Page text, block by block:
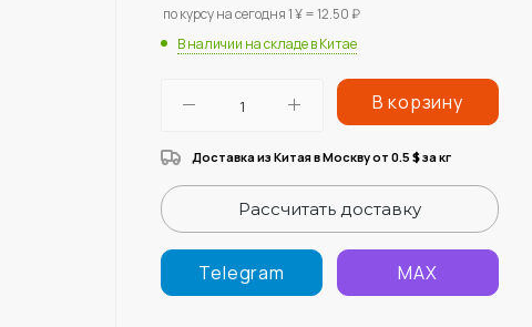
по курсу на сегодня 1 ¥ = 12.50 ₽
В наличии на складе в Китае
В корзину
Доставка из Китая в Москву от 0.5 $за кг
Рассчитать доставку
Telegram MAX